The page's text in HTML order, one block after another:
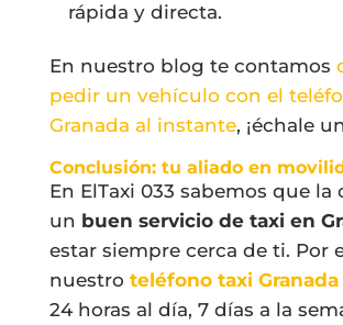
rápida y directa.
En nuestro blog te contamos
pedir un vehículo con el
Granada al instante, ¡échale
Conclusión: tu aliado en
En ElTaxi 033 sabemos que la
un buen servicio de taxi en
estar siempre cerca de ti. Por
nuestro teléfono taxi Granada
24 horas al día, 7 días a la